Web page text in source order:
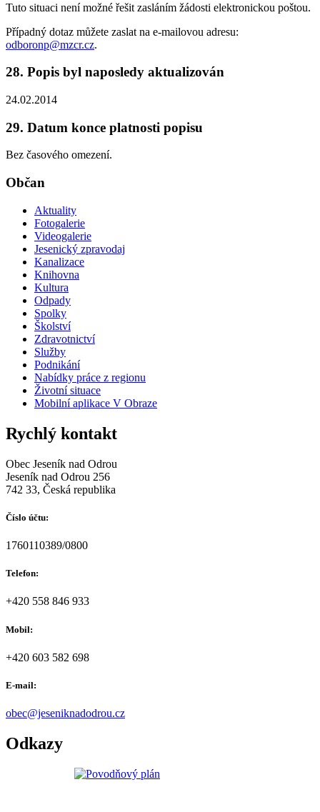
Tuto situaci není možné řešit zasláním žádosti elektronickou poštou.
Případný dotaz můžete zaslat na e-mailovou adresu:
odboronp@mzcr.cz.
28. Popis byl naposledy aktualizován
24.02.2014
29. Datum konce platnosti popisu
Bez časového omezení.
Občan
Aktuality
Fotogalerie
Videogalerie
Jesenický zpravodaj
Kanalizace
Knihovna
Kultura
Odpady
Spolky
Školství
Zdravotnictví
Služby
Podnikání
Nabídky práce z regionu
Životní situace
Mobilní aplikace V Obraze
Rychlý kontakt
Obec Jeseník nad Odrou
Jeseník nad Odrou 256
742 33, Česká republika
Číslo účtu:
1760110389/0800
Telefon:
+420 558 846 933
Mobil:
+420 603 582 698
E-mail:
obec@jeseniknadodrou.cz
Odkazy